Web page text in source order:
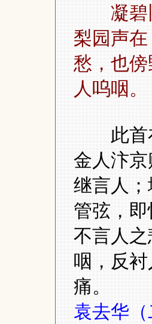
凝
梨园声
愁，也
人呜咽。
此首在
金人汴
继言人
管弦，
不言人
咽，反
痛。
袁去华